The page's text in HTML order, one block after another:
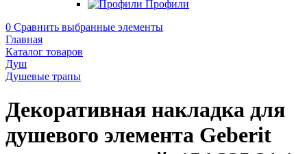
Профили
0 Сравнить выбранные элементы
Главная
Каталог товаров
Душ
Душевые трапы
Декоративная накладка для
душевого элемента Geberit